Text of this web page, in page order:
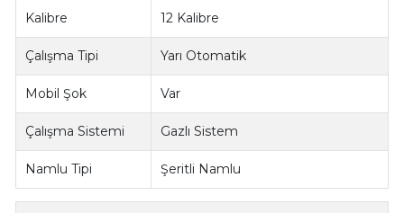
Kalibre 12 Kalibre
Çalışma Tipi Yarı Otomatik
Mobil Şok Var
Çalışma Sistemi Gazlı Sistem
Namlu Tipi Şeritli Namlu